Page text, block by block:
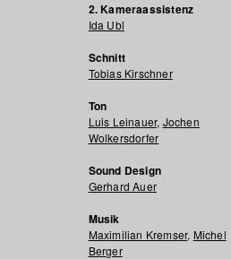
2. Kameraassistenz
Ida Ubl
Schnitt
Tobias Kirschner
Ton
Luis Leinauer, Jochen
Wolkersdorfer
Sound Design
Gerhard Auer
Musik
Maximilian Kremser, Michel
Berger